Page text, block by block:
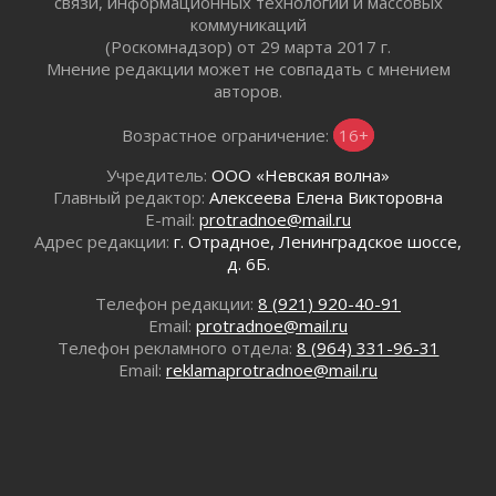
30 июля 2026
Ладожский мост на трассе «Кола» полностью
закроют для движения в ночь на 31 июля
Волейболисты из Всеволожского района
представят Ленинградскую область на
30 июля 2026
«Кубок Защитников Отечества» для
ветеранов СВО стартовал в Выборге
Тосненском районе
Редкие птенцы козодоя вылупились во
Всеволожском районе Ленобласти
коммуникаций
(Роскомнадзор) от 29 марта 2017 г.
Мнение редакции может не совпадать с мнением
авторов.
Возрастное ограничение: 16+
Учредитель: ООО «Невская волна»
Главный редактор: Алексеева Елена Викторовна
E-mail: protradnoe@mail.ru
Адрес редакции: г. Отрадное, Ленинградское шоссе,
д. 6Б.
Телефон редакции: 8 (921) 920-40-91
Email: protradnoe@mail.ru
Телефон рекламного отдела: 8 (964) 331-96-31
Email: reklamaprotradnoe@mail.ru